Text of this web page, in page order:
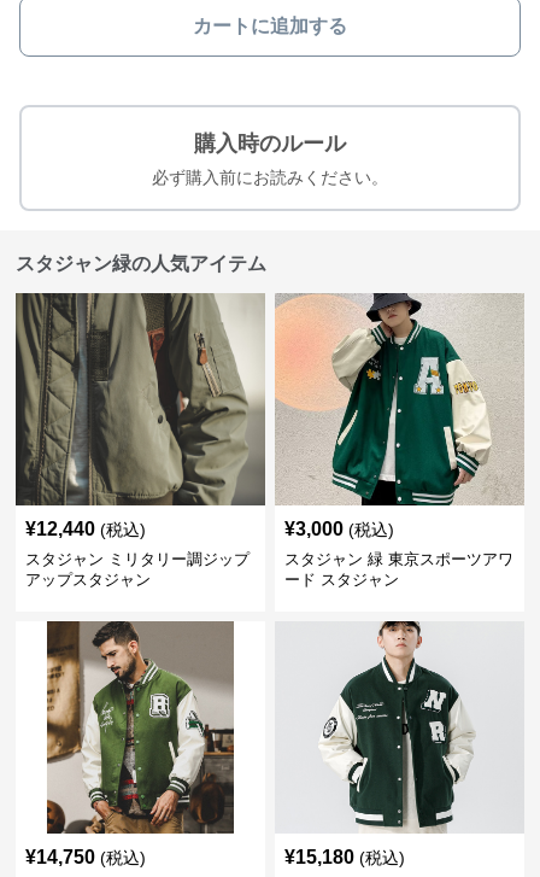
カートに追加する
購入時のルール
必ず購入前にお読みください。
スタジャン緑の人気アイテム
¥12,440 (税込)
スタジャン ミリタリー調ジップ
アップスタジャン
¥3,000 (税込)
スタジャン 緑 東京スポーツアワ
ード スタジャン
¥14,750 (税込) ¥15,180 (税込)